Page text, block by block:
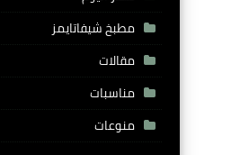
مطبخ شيفاتايمز
مقالات
مناسبات
منوعات